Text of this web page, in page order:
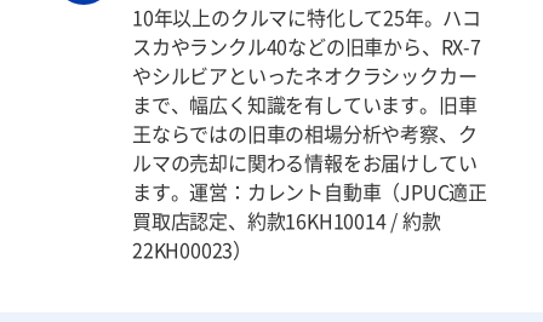
10年以上のクルマに特化して25年。ハコ
スカやランクル40などの旧車から、RX-7
やシルビアといったネオクラシックカー
まで、幅広く知識を有しています。旧車
王ならではの旧車の相場分析や考察、ク
ルマの売却に関わる情報をお届けしてい
ます。運営：カレント自動車（JPUC適正
買取店認定、約款16KH10014 / 約款
22KH00023）